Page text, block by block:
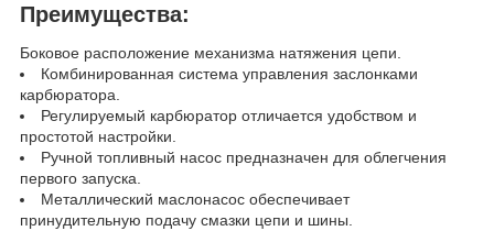
Преимущества:
Боковое расположение механизма натяжения цепи.
Комбинированная система управления заслонками
карбюратора.
Регулируемый карбюратор отличается удобством и
простотой настройки.
Ручной топливный насос предназначен для облегчения
первого запуска.
Металлический маслонасос обеспечивает
принудительную подачу смазки цепи и шины.